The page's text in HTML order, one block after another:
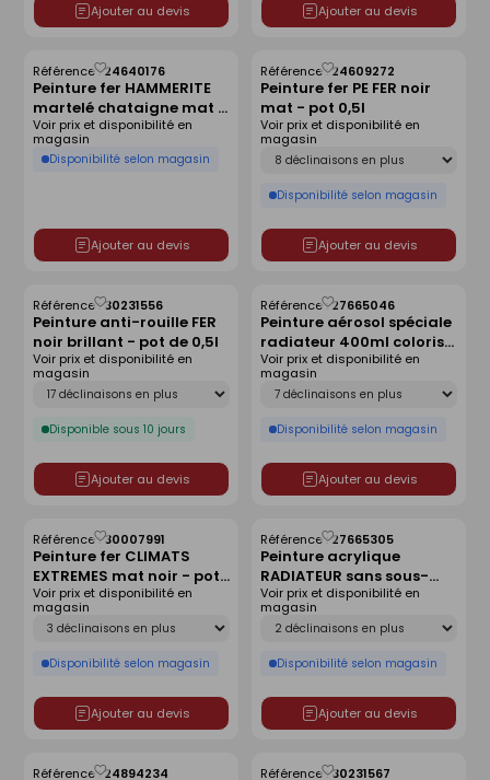
Ajouter au devis Ajouter au devis
Peinture fer HAMMERITE
martelé chataigne mat -
pot de 0.75 litres
Référence :24640176
Disponibilité selon magasin
Voir prix et disponibilité en
magasin
Ajouter au devis
Enregistrer
comme
liste
Peinture fer PE FER noir
mat - pot 0,5l
Référence :24609272
Déclinaison
Disponibilité selon magasin
Voir prix et disponibilité en
magasin
Ajouter au devis
Enregistrer
comme
liste
Peinture anti-rouille FER
noir brillant - pot de 0,5l
Référence :30231556
Déclinaison
Disponible sous 10 jours
Voir prix et disponibilité en
magasin
Ajouter au devis
Enregistrer
comme
liste
Peinture aérosol spéciale
radiateur 400ml coloris
béton gris satiné
Référence :27665046
Déclinaison
Disponibilité selon magasin
Voir prix et disponibilité en
magasin
Ajouter au devis
Enregistrer
comme
liste
Peinture fer CLIMATS
EXTREMES mat noir - pot
0,5l
Référence :30007991
Déclinaison
Disponibilité selon magasin
Voir prix et disponibilité en
magasin
Ajouter au devis
Enregistrer
comme
liste
Peinture acrylique
RADIATEUR sans sous-
couche bidon de 2 litres
coloris blanc satiné
Référence :27665305
Déclinaison
Disponibilité selon magasin
Voir prix et disponibilité en
magasin
Ajouter au devis
Enregistrer
comme
liste
Référence :24894234
Enregistrer
Référence :30231567
Enregistrer